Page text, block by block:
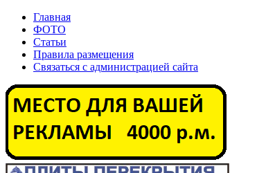
Главная
ФОТО
Статьи
Правила размещения
Связаться с администрацией сайта